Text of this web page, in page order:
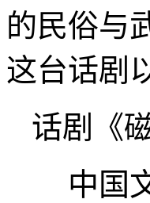
的民俗与
这台话剧
话剧《
中国文